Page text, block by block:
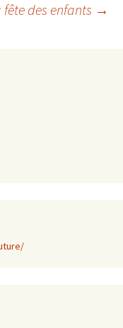
fête des enfants →